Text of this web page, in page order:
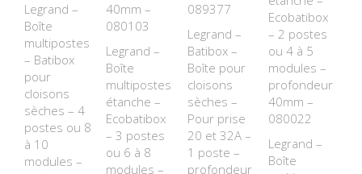
Legrand –
Boîte
multipostes
– Batibox
pour
cloisons
sèches – 4
postes ou 8
à 10
modules –
40mm –
080103
Legrand –
Boîte
multipostes
étanche –
Ecobatibox
– 3 postes
ou 6 à 8
modules –
089377
Legrand –
Batibox –
Boîte pour
cloisons
sèches –
Pour prise
20 et 32A –
1 poste –
profondeur
Ecobatibox
– 2 postes
ou 4 à 5
modules –
profondeur
40mm –
080022
Legrand –
Boîte